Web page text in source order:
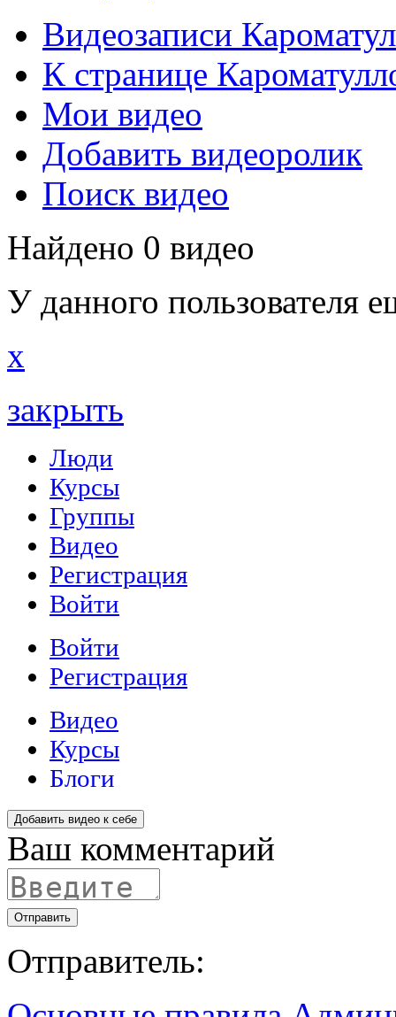
Видеозаписи
К странице
Мои видео
Добавить видеоролик
Поиск видео
Найдено 0 видео
У данного пользователя
x
закрыть
Добавить видео к себе
Ваш комментарий
Отправить
Отправитель: